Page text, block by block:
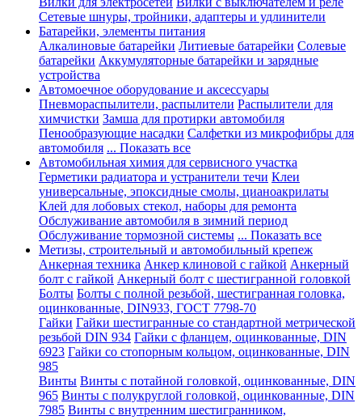
Сетевые шнуры, тройники, адаптеры и удлинители
Батарейки, элементы питания
Алкалиновые батарейки Литиевые батарейки Солевые
батарейки Аккумуляторные батарейки и зарядные
устройства
Автомоечное оборудование и аксессуары
Пневмораспылители, распылители Распылители для
химчистки Замша для протирки автомобиля
Пенообразующие насадки Салфетки из микрофибры для
автомобиля ... Показать все
Автомобильная химия для сервисного участка
Герметики радиатора и устранители течи Клеи
универсальные, эпоксидные смолы, цианоакрилаты
Клей для лобовых стекол, наборы для ремонта
Обслуживание автомобиля в зимний период
Обслуживание тормозной системы ... Показать все
Метизы, строительный и автомобильный крепеж
Анкерная техника Анкер клиновой с гайкой Анкерный
болт с гайкой Анкерный болт с шестигранной головкой
Болты Болты с полной резьбой, шестигранная головка,
оцинкованные, DIN933, ГОСТ 7798-70
Гайки Гайки шестигранные со стандартной метрической
резьбой DIN 934 Гайки с фланцем, оцинкованные, DIN
6923 Гайки со стопорным кольцом, оцинкованные, DIN
985
Винты Винты с потайной головкой, оцинкованные, DIN
965 Винты с полукруглой головкой, оцинкованные, DIN
7985 Винты с внутренним шестигранником,